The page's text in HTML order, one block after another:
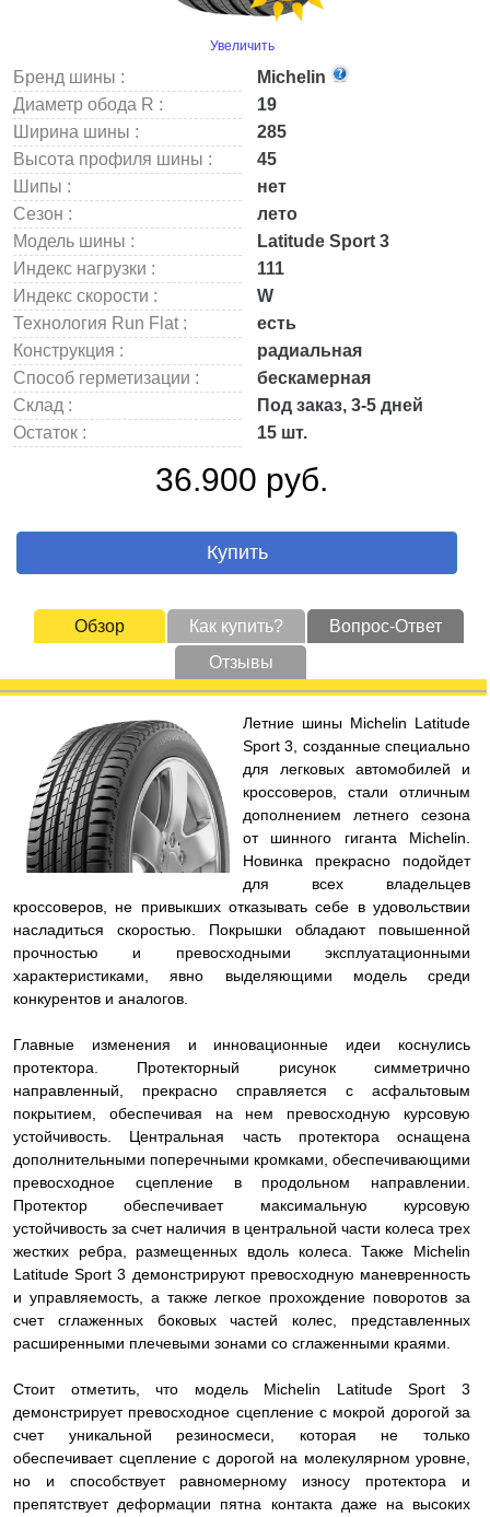
Увеличить
Бренд шины :
Michelin
Диаметр обода R :
19
Ширина шины :
285
Высота профиля шины :
45
Шипы :
нет
Сезон :
лето
Модель шины :
Latitude Sport 3
Индекс нагрузки :
111
Индекс скорости :
W
Технология Run Flat :
есть
Конструкция :
радиальная
Способ герметизации :
бескамерная
Склад :
Под заказ, 3-5 дней
Остаток :
15 шт.
36.900 руб.
Купить
Обзор Как купить?
Вопрос-Ответ
Отзывы
Летние шины Michelin Latitude
Sport 3, созданные специально
для легковых автомобилей и
кроссоверов, стали отличным
дополнением летнего сезона
от шинного гиганта Michelin.
Новинка прекрасно подойдет
для всех владельцев
кроссоверов, не привыкших отказывать себе в удовольствии
насладиться скоростью. Покрышки обладают повышенной
прочностью и превосходными эксплуатационными
характеристиками, явно выделяющими модель среди
конкурентов и аналогов.
Главные изменения и инновационные идеи коснулись
протектора. Протекторный рисунок симметрично
направленный, прекрасно справляется с асфальтовым
покрытием, обеспечивая на нем превосходную курсовую
устойчивость. Центральная часть протектора оснащена
дополнительными поперечными кромками, обеспечивающими
превосходное сцепление в продольном направлении.
Протектор обеспечивает максимальную курсовую
устойчивость за счет наличия в центральной части колеса трех
жестких ребра, размещенных вдоль колеса. Также Michelin
Latitude Sport 3 демонстрируют превосходную маневренность
и управляемость, а также легкое прохождение поворотов за
счет сглаженных боковых частей колес, представленных
расширенными плечевыми зонами со сглаженными краями.
Стоит отметить, что модель Michelin Latitude Sport 3
демонстрирует превосходное сцепление с мокрой дорогой за
счет уникальной резиносмеси, которая не только
обеспечивает сцепление с дорогой на молекулярном уровне,
но и способствует равномерному износу протектора и
препятствует деформации пятна контакта даже на высоких